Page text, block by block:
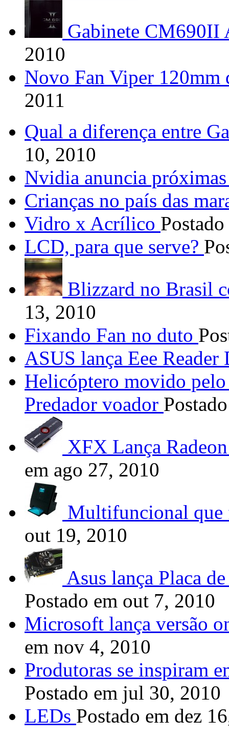
Gabinete CM690II
2010
Novo Fan Viper 120mm
2011
Qual a diferença entre
10, 2010
Nvidia anuncia
Crianças no país das
Vidro x Acrílico
LCD, para que serve?
Blizzard no Brasil
13, 2010
Fixando Fan no duto
ASUS lança Eee Reader
Helicóptero movido
Predador voador
XFX Lança
em ago 27, 2010
Multifuncional que
out 19, 2010
Asus lança Placa
Postado em out 7, 2010
Microsoft lança versão
em nov 4, 2010
Produtoras se inspiram
Postado em jul 30, 2010
LEDs Postado em dez